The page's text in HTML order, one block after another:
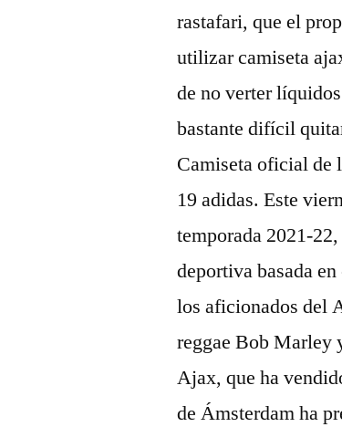
rastafari, que el
utilizar camiseta
de no verter
bastante difícil
Camiseta oficial de
19 adidas. Este
temporada 2021-
deportiva basada
los aficionados del
reggae Bob Marley
Ajax, que ha
de Ámsterdam ha